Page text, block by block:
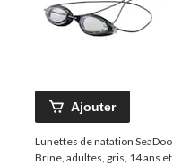
Ajouter
Lunettes de natation SeaDoo
Brine, adultes, gris, 14 ans et